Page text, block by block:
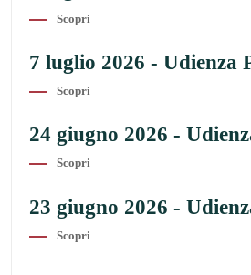
Scopri
7 luglio 2026 - Udienza
Scopri
24 giugno 2026 -
Scopri
23 giugno 2026 -
Scopri